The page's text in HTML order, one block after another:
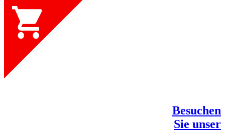
Besuchen
Sie unser